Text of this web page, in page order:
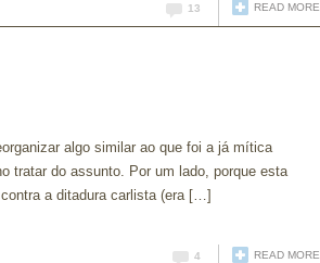
READ MORE
13
algo similar ao que foi a já mítica
tratar do assunto. Por um lado, porque esta
a ditadura carlista (era […]
READ MORE
4